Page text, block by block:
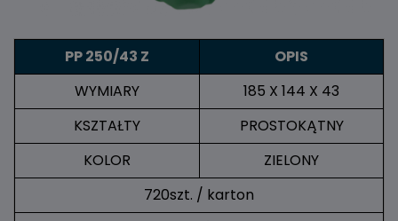
PP 250/43 Z OPIS
WYMIARY 185 X 144 X 43
KSZTAŁTY PROSTOKĄTNY
KOLOR ZIELONY
720szt. / karton